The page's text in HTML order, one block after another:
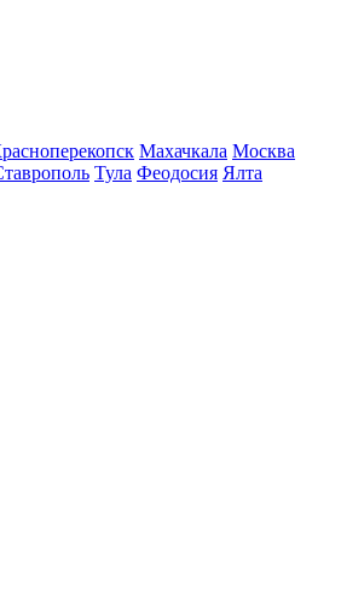
Махачкала Москва
Тула Феодосия Ялта